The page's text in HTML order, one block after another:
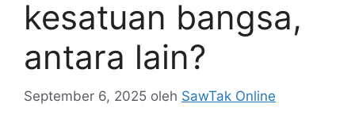
kesatuan bangsa,
antara lain?
September 6, 2025 oleh SawTak Online